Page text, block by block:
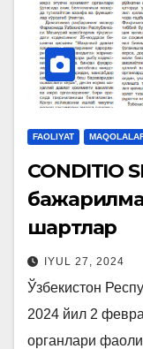
FAOLIYAT
CONDITIO
шартлар
IYUL 27, 2024
Ўзбекистон
2024 йил 2
органлари